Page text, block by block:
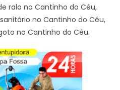
ralo no Cantinho do Céu,
no Cantinho do Céu,
no Cantinho do Céu.